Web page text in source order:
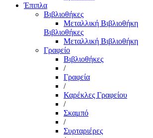
Έπιπλα
Βιβλιοθήκες
Μεταλλική Βιβλιοθήκη
Βιβλιοθήκες
Μεταλλική Βιβλιοθήκη
Γραφείο
Βιβλιοθήκες
/
Γραφεία
/
Καρέκλες Γραφείου
/
Σκαμπό
/
Συρταριέρες